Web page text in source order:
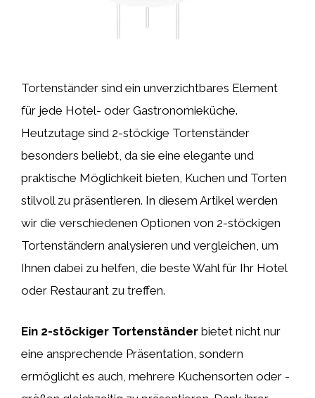
Tortenständer sind ein unverzichtbares Element
für jede Hotel- oder Gastronomieküche.
Heutzutage sind 2-stöckige Tortenständer
besonders beliebt, da sie eine elegante und
praktische Möglichkeit bieten, Kuchen und Torten
stilvoll zu präsentieren. In diesem Artikel werden
wir die verschiedenen Optionen von 2-stöckigen
Tortenständern analysieren und vergleichen, um
Ihnen dabei zu helfen, die beste Wahl für Ihr Hotel
oder Restaurant zu treffen.
Ein 2-stöckiger Tortenständer bietet nicht nur
eine ansprechende Präsentation, sondern
ermöglicht es auch, mehrere Kuchensorten oder -